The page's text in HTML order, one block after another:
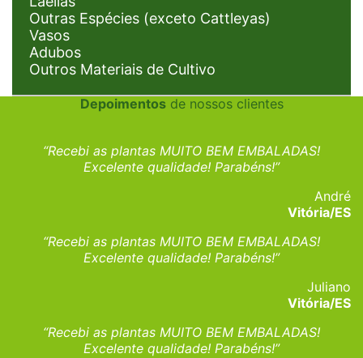
Outras Espécies (exceto Cattleyas)
Vasos
Adubos
Outros Materiais de Cultivo
Depoimentosde nossos clientes
“Recebi as plantas MUITO BEM EMBALADAS!
Excelente qualidade! Parabéns!”
André
Vitória/ES
“Recebi as plantas MUITO BEM EMBALADAS!
Excelente qualidade! Parabéns!”
Juliano
Vitória/ES
“Recebi as plantas MUITO BEM EMBALADAS!
Excelente qualidade! Parabéns!”